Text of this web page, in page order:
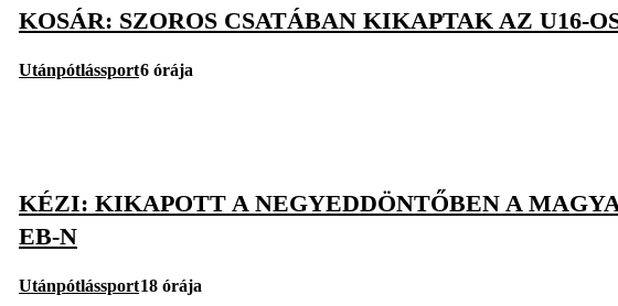
KOSÁR: SZOROS CSATÁBAN KIKAPTAK AZ U16-
Utánpótlássport6 órája
KÉZI: KIKAPOTT A NEGYEDDÖNTŐBEN A
EB-N
Utánpótlássport18 órája